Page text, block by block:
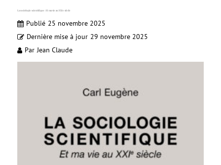
La sociologie scientifique : Et ma vie au XXIe siècle
Publié 25 novembre 2025
Dernière mise à jour 29 novembre 2025
Par Jean Claude